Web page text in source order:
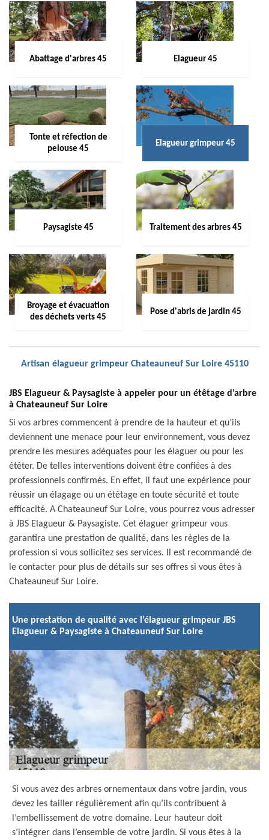
Abattage d'arbres 45 Elagueur 45
Tonte et réfection de
pelouse 45
Elagueur grimpeur 45
Paysagiste 45 Traitement des arbres 45
Broyage et évacuation
des déchets verts 45
Pose d'abris de jardin 45
Artisan élagueur grimpeur Chateauneuf Sur Loire 45110
JBS Elagueur & Paysagiste à appeler pour un étêtage d’arbre
à Chateauneuf Sur Loire
Si vos arbres commencent à prendre de la hauteur et qu’ils
deviennent une menace pour leur environnement, vous devez
prendre les mesures adéquates pour les élaguer ou pour les
étêter. De telles interventions doivent être confiées à des
professionnels confirmés. En effet, il faut une expérience pour
réussir un élagage ou un étêtage en toute sécurité et toute
efficacité. A Chateauneuf Sur Loire, vous pourrez vous adresser
à JBS Elagueur & Paysagiste. Cet élaguer grimpeur vous
garantira une prestation de qualité, dans les règles de la
profession si vous sollicitez ses services. Il est recommandé de
le contacter pour plus de détails sur ses offres si vous êtes à
Chateauneuf Sur Loire.
Une prestation de qualité avec l’élagueur grimpeur JBS
Elagueur & Paysagiste à Chateauneuf Sur Loire
Si vous avez des arbres ornementaux dans votre jardin, vous
devez les tailler régulièrement afin qu’ils contribuent à
l’embellissement de votre domaine. Leur hauteur doit
s’intégrer dans l’ensemble de votre jardin. Si vous êtes à la